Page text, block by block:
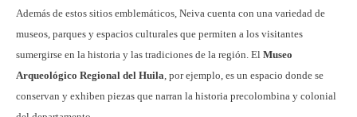
Además de estos sitios emblemáticos, Neiva cuenta con una variedad de
museos, parques y espacios culturales que permiten a los visitantes
sumergirse en la historia y las tradiciones de la región. El Museo
Arqueológico Regional del Huila , por ejemplo, es un espacio donde se
conservan y exhiben piezas que narran la historia precolombina y colonial